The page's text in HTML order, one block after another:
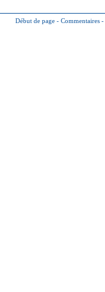
Début de page - Commentaires -